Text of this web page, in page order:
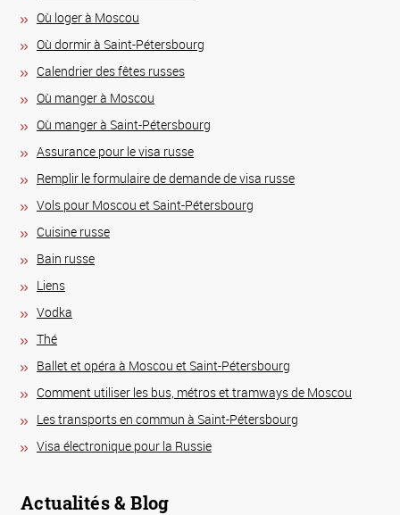
Où loger à Moscou
Où dormir à Saint-Pétersbourg
Calendrier des fêtes russes
Où manger à Moscou
Où manger à Saint-Pétersbourg
Assurance pour le visa russe
Remplir le formulaire de demande de visa russe
Vols pour Moscou et Saint-Pétersbourg
Сuisine russe
Bain russe
Liens
Vodka
Thé
Ballet et opéra à Moscou et Saint-Pétersbourg
Comment utiliser les bus, métros et tramways de Moscou
Les transports en commun à Saint-Pétersbourg
Visa électronique pour la Russie
Actualités & Blog